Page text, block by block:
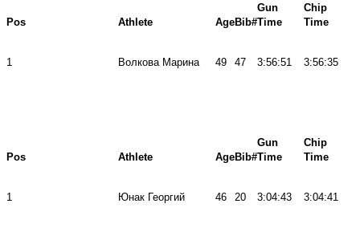
Pos Athlete AgeBib#
Gun
Time
Chip
Time
1 Волкова Марина 49 47 3:56:51 3:56:35
Pos Athlete AgeBib#
Gun
Time
Chip
Time
1 Юнак Георгий 46 20 3:04:43 3:04:41